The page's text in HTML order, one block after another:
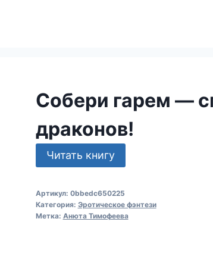
Собери гарем —
драконов!
Читать книгу
Артикул: 0bbedc650225
Категория: Эротическое фэнтези
Метка: Анюта Тимофеева